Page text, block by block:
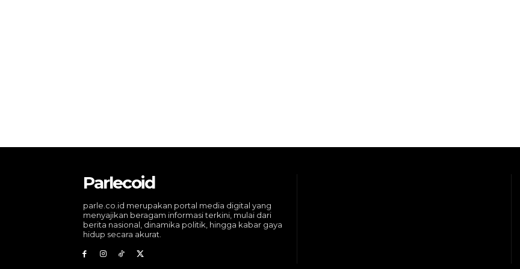
Parlecoid
parle.co.id merupakan portal media digital yang
menyajikan beragam informasi terkini, mulai dari
berita nasional, dinamika politik, hingga kabar gaya
hidup secara akurat.